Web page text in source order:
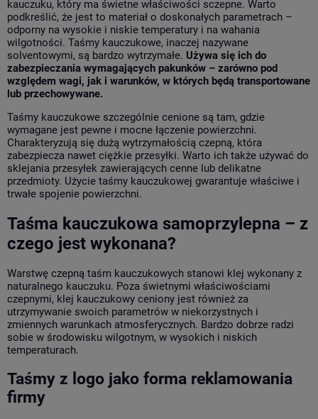
kauczuku, który ma świetne właściwości sczepne. Warto
podkreślić, że jest to materiał o doskonałych parametrach –
odporny na wysokie i niskie temperatury i na wahania
wilgotności. Taśmy kauczukowe, inaczej nazywane
solventowymi, są bardzo wytrzymałe. Używa się ich do
zabezpieczania wymagających pakunków – zarówno pod
względem wagi, jak i warunków, w których będą transportowane
lub przechowywane.
Taśmy kauczukowe szczególnie cenione są tam, gdzie
wymagane jest pewne i mocne łączenie powierzchni.
Charakteryzują się dużą wytrzymałością czepną, która
zabezpiecza nawet ciężkie przesyłki. Warto ich także używać do
sklejania przesyłek zawierających cenne lub delikatne
przedmioty. Użycie taśmy kauczukowej gwarantuje właściwe i
trwałe spojenie powierzchni.
Taśma kauczukowa samoprzylepna – z
czego jest wykonana?
Warstwę czepną taśm kauczukowych stanowi klej wykonany z
naturalnego kauczuku. Poza świetnymi właściwościami
czepnymi, klej kauczukowy ceniony jest również za
utrzymywanie swoich parametrów w niekorzystnych i
zmiennych warunkach atmosferycznych. Bardzo dobrze radzi
sobie w środowisku wilgotnym, w wysokich i niskich
temperaturach.
Taśmy z logo jako forma reklamowania
firmy